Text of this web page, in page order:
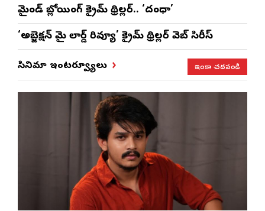
మైండ్ బ్లోయింగ్ క్రైమ్ థ్రిల్లర్.. ‘దంధా’
‘అబ్జెక్ష‌న్ మై లార్డ్ రివ్యూ’ క్రైమ్ థ్రిల్ల‌ర్ వెబ్ సిరీస్
సినిమా ఇంటర్వ్యూలు ఇంకా చదవండి